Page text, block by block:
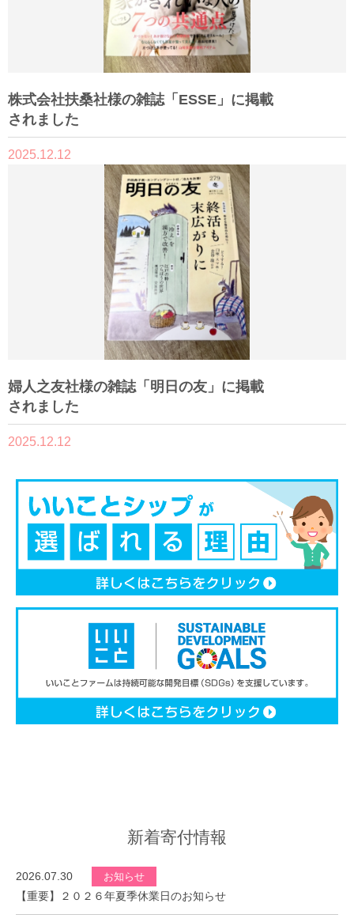
株式会社扶桑社様の雑誌「ESSE」に掲載
されました
2025.12.12
婦人之友社様の雑誌「明日の友」に掲載
されました
2025.12.12
新着寄付情報
2026.07.30 お知らせ
【重要】２０２６年夏季休業日のお知らせ